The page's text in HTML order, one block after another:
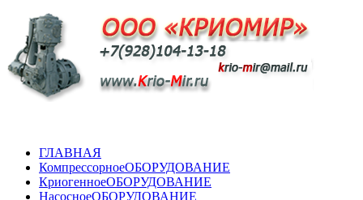
ГЛАВНАЯ
КомпрессорноеОБОРУДОВАНИЕ
КриогенноеОБОРУДОВАНИЕ
НасосноеОБОРУДОВАНИЕ